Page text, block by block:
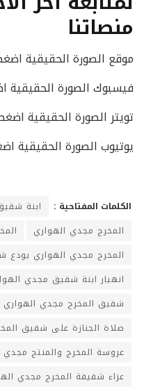
منصاتنا
موقع الصورة الحقيقية
فيسبوك الصورة الحقيقية
تويتر الصورة الحقيقية
يوتيوب الصورة الحقيقية
الكلمات المفتاحية :
ابنة
المخرج مجدي الهواري
المخرج مجدي الهواري
انهيار ابنة شقيق مجدي
شقيق المخرج مجدي الهواري
صلاة الجنازة على شقيق
عروسة المخرج والمنتج مجدي
عزاء شقيقة المخرج مجدي